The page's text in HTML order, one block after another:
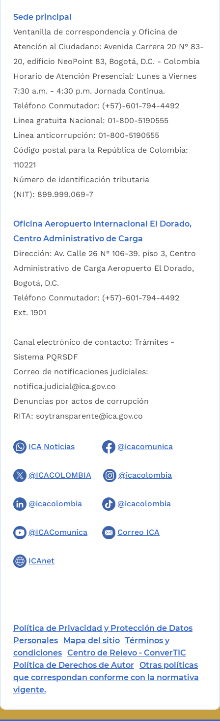
Sede principal
Ventanilla de correspondencia y Oficina de
Atención al Ciudadano: Avenida Carrera 20 N° 83-
20, edificio NeoPoint 83, Bogotá, D.C. - Colombia
Horario de Atención Presencial: Lunes a Viernes
7:30 a.m. - 4:30 p.m. Jornada Continua.
Teléfono Conmutador: (+57)-601-794-4492
Linea gratuita Nacional: 01-800-5190555
Línea anticorrupción: 01-800-5190555
Código postal para la República de Colombia:
110221
Número de identificación tributaria
(NIT): 899.999.069-7
Oficina Aeropuerto Internacional El Dorado,
Centro Administrativo de Carga
Dirección: Av. Calle 26 N° 106-39. piso 3, Centro
Administrativo de Carga Aeropuerto El Dorado,
Bogotá, D.C.
Teléfono Conmutador: (+57)-601-794-4492
Ext. 1901
Canal electrónico de contacto: Trámites -
Sistema PQRSDF
Correo de notificaciones judiciales:
notifica.judicial@ica.gov.co
Denuncias por actos de corrupción
RITA: soytransparente@ica.gov.co
ICA Noticias @icacomunica
@ICACOLOMBIA @icacolombia
@icacolombia @icacolombia
@ICAComunica Correo ICA
ICAnet
Política de Privacidad y Protección de Datos
Personales
Mapa del sitio Términos y
condiciones Centro de Relevo - ConverTIC
Política de Derechos de Autor Otras políticas
que correspondan conforme con la normativa
vigente.